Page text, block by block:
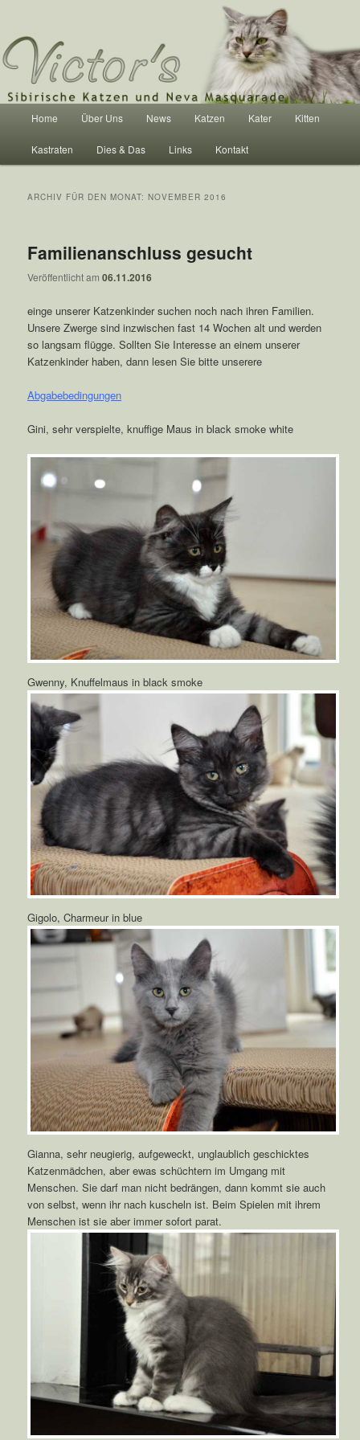
Victor's Sibirische Katzen und Neva
Masquarade
Zum Inhalt wechseln
Zum sekundären Inhalt wechseln
Home Über Uns News Katzen Kater Kitten
Kastraten Dies & Das Links Kontakt
ARCHIV FÜR DEN MONAT:NOVEMBER 2016
Familienanschluss gesucht
Veröffentlicht am06.11.2016
einge unserer Katzenkinder suchen noch nach ihren Familien.
Unsere Zwerge sind inzwischen fast 14 Wochen alt und werden
so langsam flügge. Sollten Sie Interesse an einem unserer
Katzenkinder haben, dann lesen Sie bitte unserere
Abgabebedingungen
Gini, sehr verspielte, knuffige Maus in black smoke white
Gwenny, Knuffelmaus in black smoke
Gigolo, Charmeur in blue
Gianna, sehr neugierig, aufgeweckt, unglaublich geschicktes
Katzenmädchen, aber ewas schüchtern im Umgang mit
Menschen. Sie darf man nicht bedrängen, dann kommt sie auch
von selbst, wenn ihr nach kuscheln ist. Beim Spielen mit ihrem
Menschen ist sie aber immer sofort parat.